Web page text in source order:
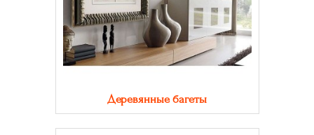
Деревянные багеты